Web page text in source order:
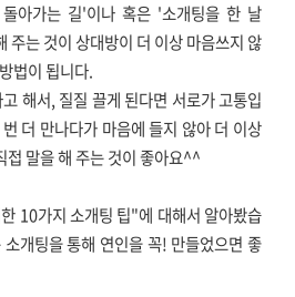
아가는 길'이나 혹은 '소개팅을 한 날
주는 것이 상대방이 더 이상 마음쓰지 않
법이 됩니다.
해서, 질질 끌게 된다면 서로가 고통입
더 만나다가 마음에 들지 않아 더 이상
말을 해 주는 것이 좋아요^^
10가지 소개팅 팁"에 대해서 알아봤습
개팅을 통해 연인을 꼭! 만들었으면 좋